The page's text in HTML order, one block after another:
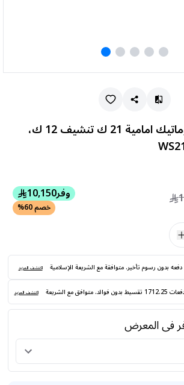
غسالة ال جي اتوماتيك امامية 21 ك تنشيف 12 ك،
وفر10,150
خصم 60%
اكتشف المزيد
اكتشف المزيد
فى المعرض